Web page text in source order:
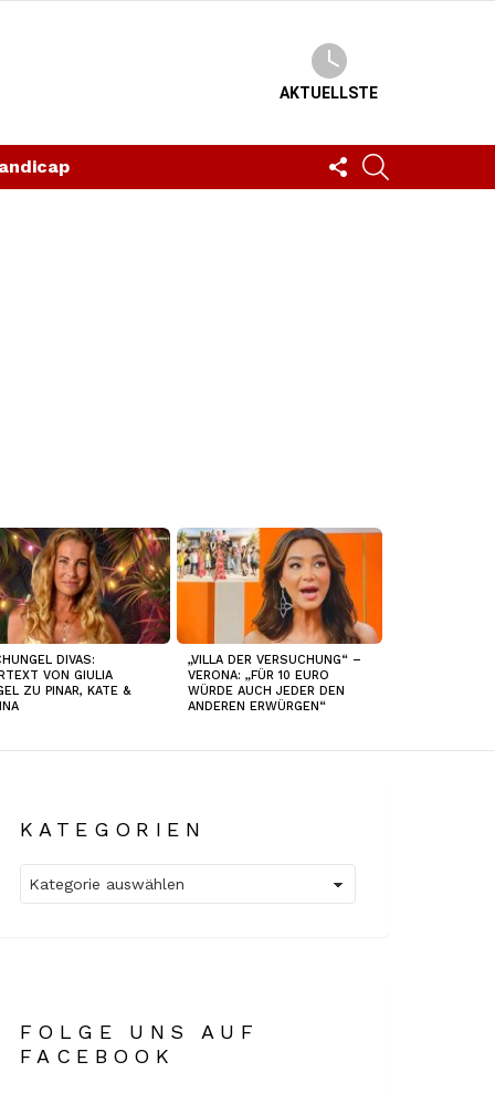
AKTUELLSTE
FOLLOW
US
DIVAS:
VON GIULIA
ZU PINAR, KATE &
„VILLA DER VERSUCHUNG“ –
VERONA: „FÜR 10 EURO
WÜRDE AUCH JEDER DEN
ANDEREN ERWÜRGEN“
KATEGORIEN
FOLGE UNS AUF
FACEBOOK